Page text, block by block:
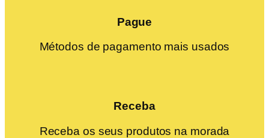
Pague
Métodos de pagamento mais usados
Receba
Receba os seus produtos na morada